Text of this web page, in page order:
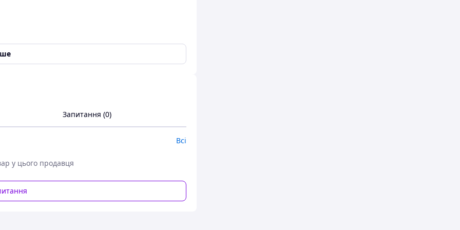
застосовується як аналог оригінального
Запитання (0)
Всі
у цього продавця